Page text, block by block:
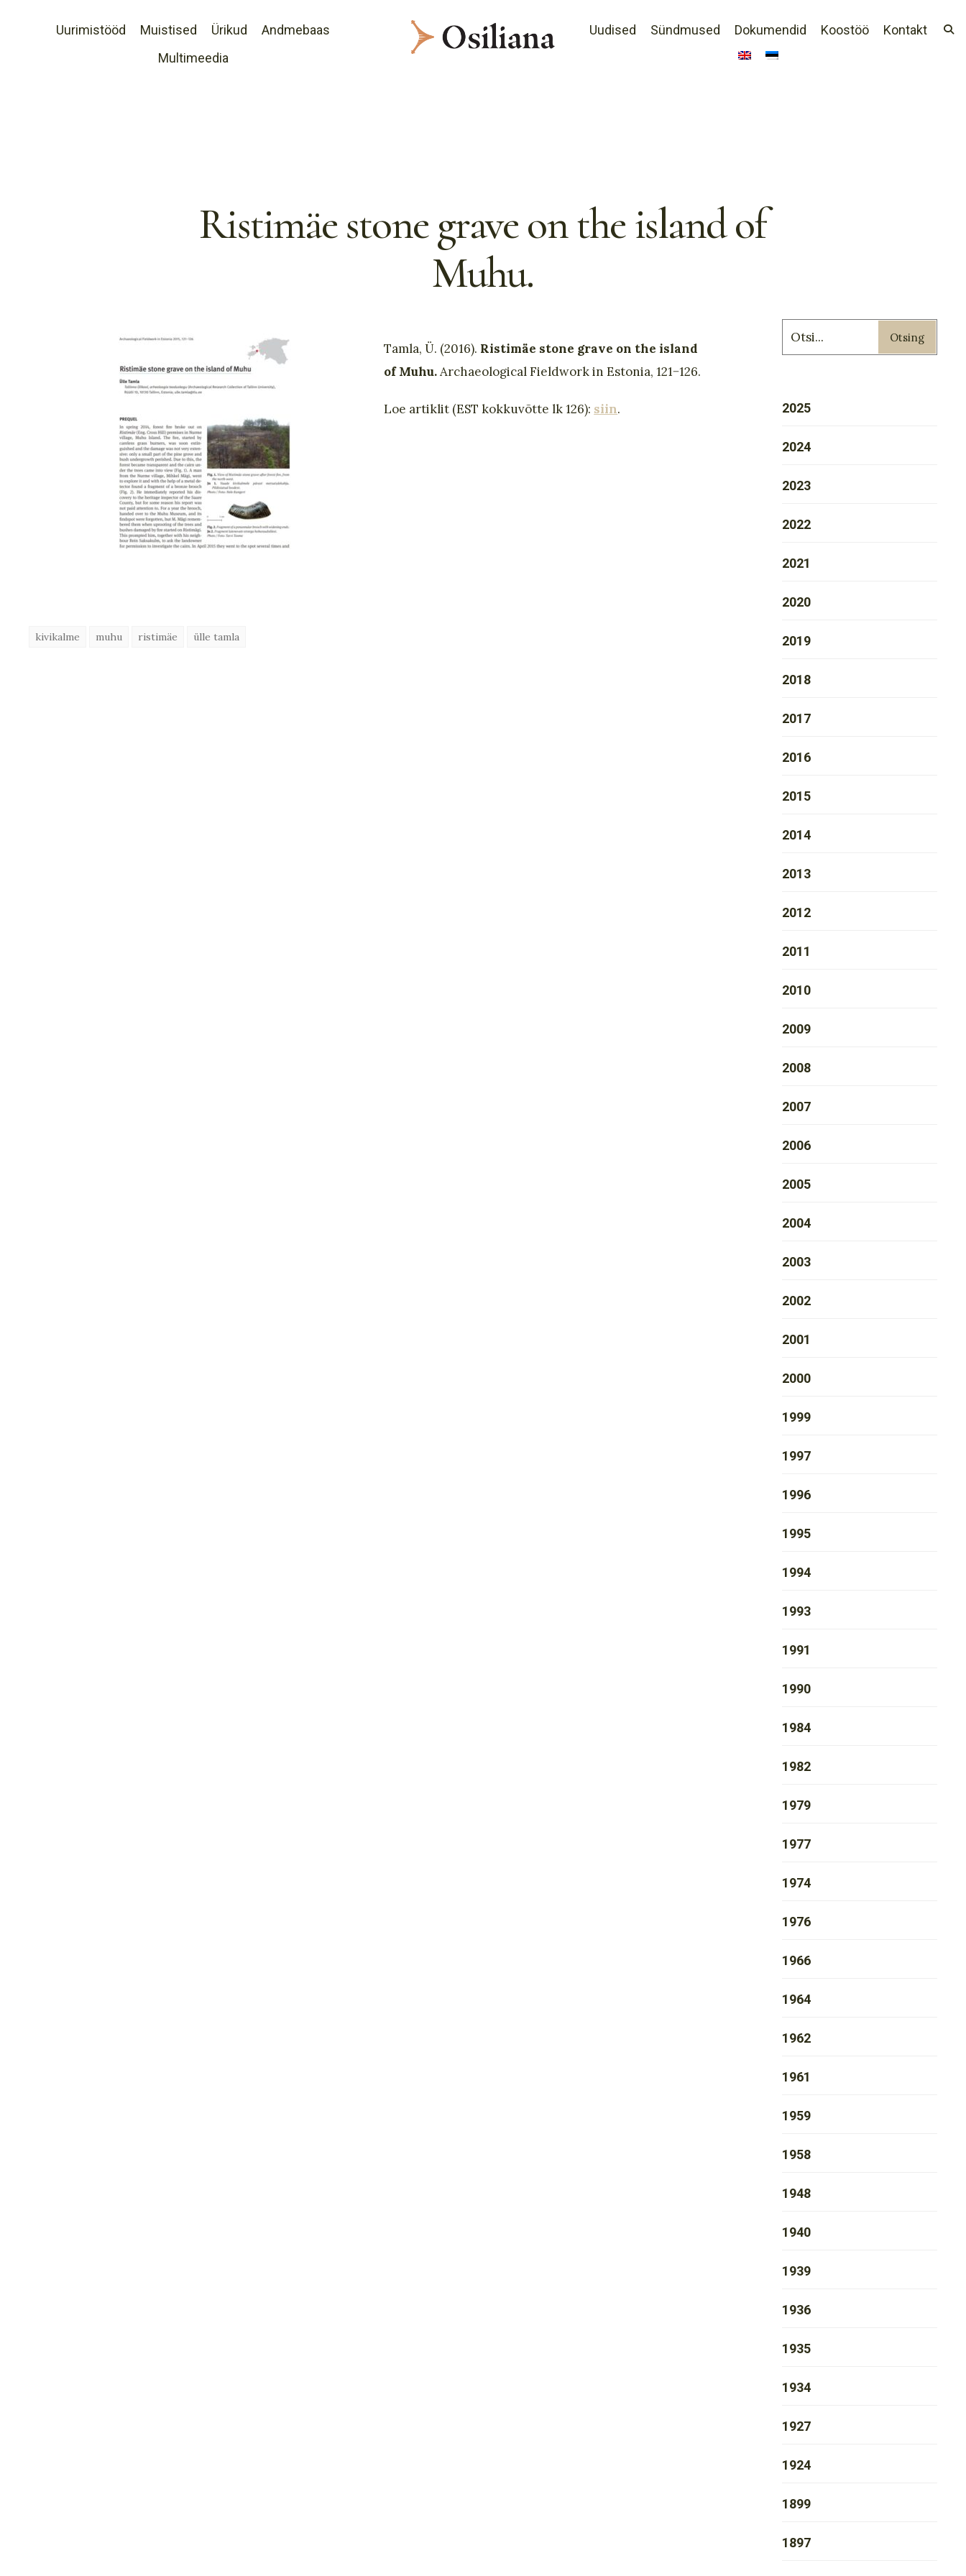
Uurimistööd Muistised Ürikud
Andmebaas
Multimeedia
Uudised Sündmused Dokumendid Koostöö Kontakt
Ristimäe stone grave on the island of
Muhu.
Tamla, Ü. (2016). Ristimäe stone grave on the island
of Muhu.Archaeological Fieldwork in Estonia, 121−126.
Loe artiklit (EST kokkuvõtte lk 126): siin.
kivikalme muhu ristimäe ülle tamla
Otsing
2025
2024
2023
2022
2021
2020
2019
2018
2017
2016
2015
2014
2013
2012
2011
2010
2009
2008
2007
2006
2005
2004
2003
2002
2001
2000
1999
1997
1996
1995
1994
1993
1991
1990
1984
1982
1979
1977
1974
1976
1966
1964
1962
1961
1959
1958
1948
1940
1939
1936
1935
1934
1927
1924
1899
1897